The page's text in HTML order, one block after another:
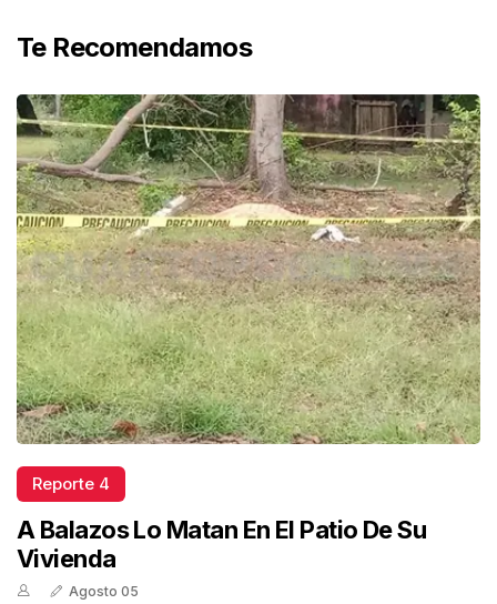
Te Recomendamos
Reporte 4
A Balazos Lo Matan En El Patio De Su
Vivienda
Agosto 05